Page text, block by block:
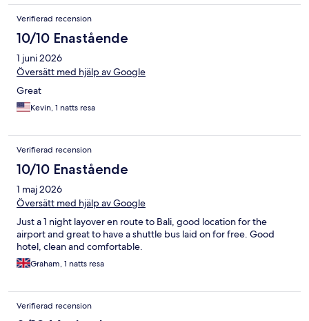
Verifierad recension
10/10 Enastående
1 juni 2026
Översätt med hjälp av Google
Great
Kevin, 1 natts resa
Verifierad recension
10/10 Enastående
1 maj 2026
Översätt med hjälp av Google
Just a 1 night layover en route to Bali, good location for the
airport and great to have a shuttle bus laid on for free. Good
hotel, clean and comfortable.
Graham, 1 natts resa
Verifierad recension